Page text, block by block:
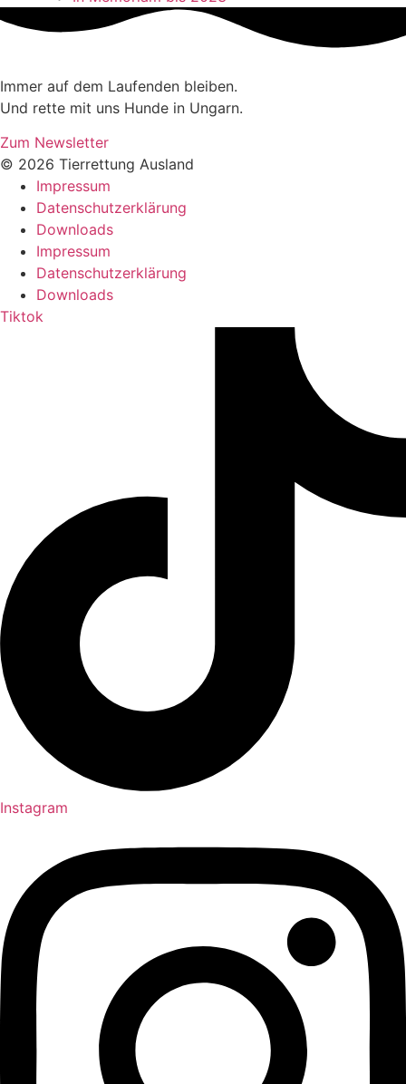
Immer auf dem Laufenden bleiben.
Und rette mit uns Hunde in Ungarn.
Zum Newsletter
© 2026 Tierrettung Ausland
Impressum
Datenschutzerklärung
Downloads
Impressum
Datenschutzerklärung
Downloads
Tiktok
Instagram